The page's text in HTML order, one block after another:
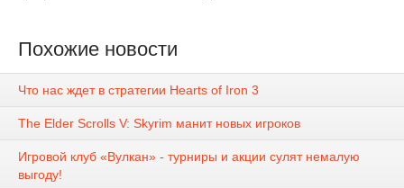
Похожие новости
Что нас ждет в стратегии Hearts of Iron 3
The Elder Scrolls V: Skyrim манит новых игроков
Игровой клуб «Вулкан» - турниры и акции сулят немалую
выгоду!